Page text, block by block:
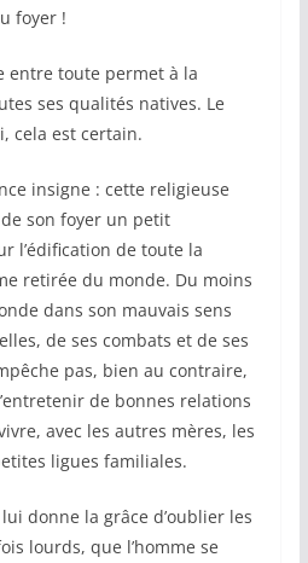
foyer !
entre toute permet à la
ses qualités natives. Le
cela est certain.
insigne : cette religieuse
son foyer un petit
l’édification de toute la
retirée du monde. Du moins
dans son mauvais sens
de ses combats et de ses
pas, bien au contraire,
de bonnes relations
avec les autres mères, les
ligues familiales.
donne la grâce d’oublier les
lourds, que l’homme se